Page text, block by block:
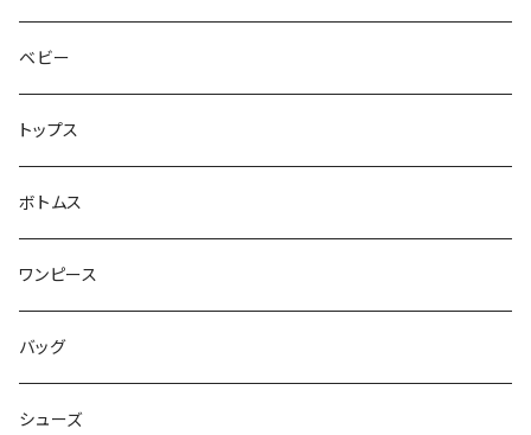
ベビー
トップス
ボトムス
ワンピース
バッグ
シューズ